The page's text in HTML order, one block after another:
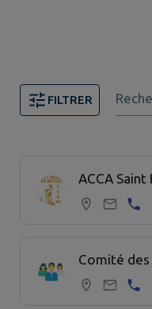
FILTRER
ACCA
Comité des